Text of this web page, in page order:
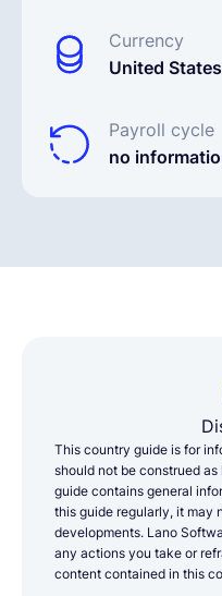
Currency
United
Payroll cycle
no
This country guide is for
should not be construed
guide contains general
this guide regularly, it may
developments. Lano
any actions you take or
content contained in this